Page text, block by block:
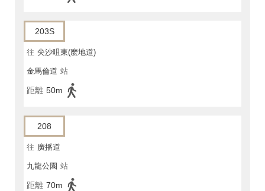
203S
往 尖沙咀東(麼地道)
金馬倫道 站
距離 50m
208
往 廣播道
九龍公園 站
距離 70m